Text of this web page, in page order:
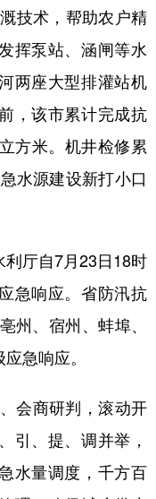
技术，帮助农户精
挥泵站、涵闸等水
两座大型排灌站机
，该市累计完成抗
方米。机井检修累
水源建设新打小口
厅自7月23日18时
急响应。省防汛抗
州、宿州、蚌埠、
急响应。
会商研判，滚动开
引、提、调并举，
水量调度，千方百